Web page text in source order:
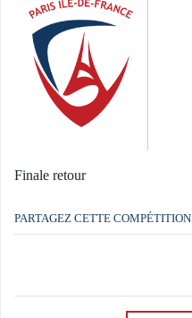
Finale retour
PARTAGEZ CETTE COMPÉTITION